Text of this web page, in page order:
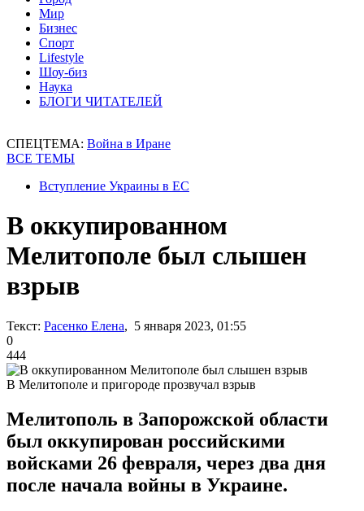
Мир
Бизнес
Спорт
Lifestyle
Шоу-биз
Наука
БЛОГИ ЧИТАТЕЛЕЙ
СПЕЦТЕМА: Война в Иране
ВСЕ ТЕМЫ
Вступление Украины в ЕС
В оккупированном
Мелитополе был слышен
взрыв
Текст: Расенко Елена, 5 января 2023, 01:55
0
444
В Мелитополе и пригороде прозвучал взрыв
Мелитополь в Запорожской области
был оккупирован российскими
войсками 26 февраля, через два дня
после начала войны в Украине.